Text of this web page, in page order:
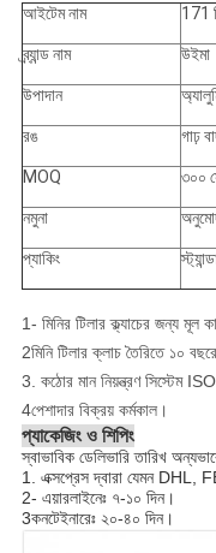
আইটেম নাম 171
ব্র্যান্ড নাম উইমা
উপাদান
রঙ গাঢ়
MOQ ৩০০
নমুনা
প্যাকিং
1- মিনির টিলার ক্ল্যাচের জন্য মূল
2মিনি টিলার ক্লাচ তৈরিতে ১০
3. কঠোর মান নিয়ন্ত্রণ সিস্টেম
4পেশাদার বিক্রয় কর্মকাল।
প্যাকেজিং ও শিপিং
স্বাভাবিক ডেলিভারি তারিখ
1. এক্সপ্রেস দ্বারা যেমন DHL,
2- এয়ারলাইনেঃ ৭-১০ দিন।
3কনটেইনারেঃ ২০-৪০ দিন।